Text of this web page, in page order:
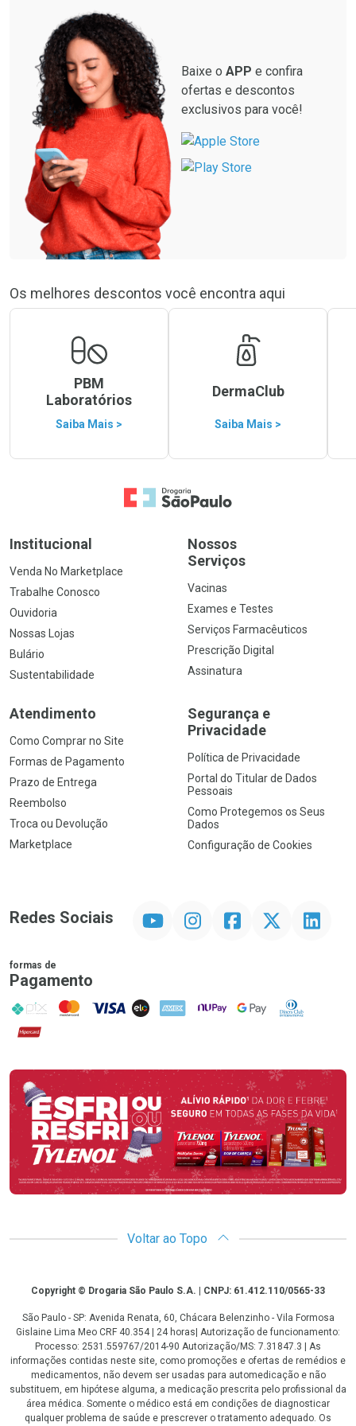
Baixe o APP e confira
ofertas e descontos
exclusivos para você!
Os melhores descontos você encontra aqui
PBM
Laboratórios
Saiba Mais >
DermaClub
Saiba Mais >
Ir para a Home
Institucional
Venda No Marketplace
Trabalhe Conosco
Ouvidoria
Nossas Lojas
Bulário
Sustentabilidade
Nossos
Serviços
Vacinas
Exames e Testes
Serviços Farmacêuticos
Prescrição Digital
Assinatura
Atendimento
Como Comprar no Site
Formas de Pagamento
Prazo de Entrega
Reembolso
Troca ou Devolução
Marketplace
Segurança e
Privacidade
Política de Privacidade
Portal do Titular de Dados
Pessoais
Como Protegemos os Seus
Dados
Configuração de Cookies
Redes Sociais InstagramFacebookTwitter Linkedin
formas de
Pagamento
PIX MasterCard
VISA ELO AMEX NuPay Google PayDiners Club
Hipercard
Promoção em Destaque
Voltar ao Topo
CopyrightCopyright © Drogaria São Paulo S.A. | CNPJ: 61.412.110/0565-33
São Paulo - SP: Avenida Renata, 60, Chácara Belenzinho - Vila Formosa
Gislaine Lima Meo CRF 40.354 | 24 horas| Autorização de funcionamento:
Processo: 2531.559767/2014-90 Autorização/MS: 7.31847.3 | As
informações contidas neste site, como promoções e ofertas de remédios e
medicamentos, não devem ser usadas para automedicação e não
substituem, em hipótese alguma, a medicação prescrita pelo profissional da
área médica. Somente o médico está em condições de diagnosticar
qualquer problema de saúde e prescrever o tratamento adequado. Os